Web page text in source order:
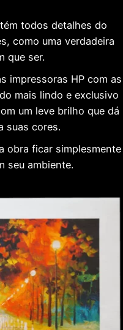
todos detalhes do
como uma verdadeira
que ser.
impressoras HP com as
mais lindo e exclusivo
um leve brilho que dá
suas cores.
obra ficar simplesmente
seu ambiente.